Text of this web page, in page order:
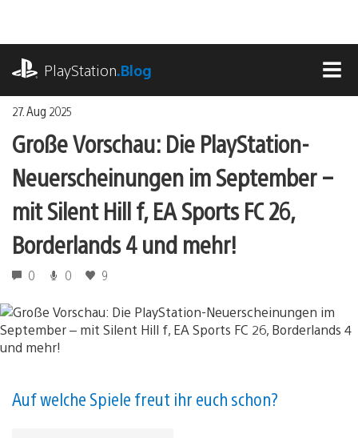
springen
PlayStation.Blog
27. Aug 2025
Große Vorschau: Die PlayStation-
Neuerscheinungen im September –
mit Silent Hill f, EA Sports FC 26,
Borderlands 4 und mehr!
0 0 9
Auf welche Spiele freut ihr euch schon?